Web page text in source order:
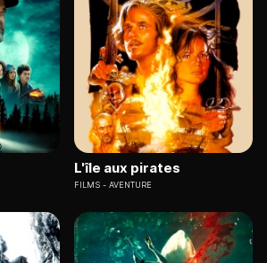
L'île aux pirates
FILMS AVENTURE